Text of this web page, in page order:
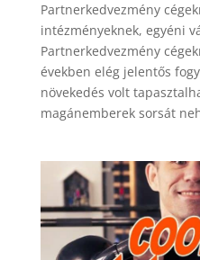
Partnerkedvezmény
intézményeknek, egyéni
Partnerkedvezmény
években elég jelentős
növekedés volt
magánemberek sorsát